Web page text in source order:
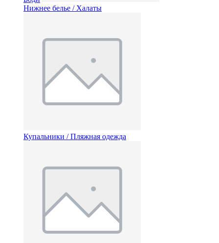
Нижнее белье / Халаты
Купальники / Пляжная одежда